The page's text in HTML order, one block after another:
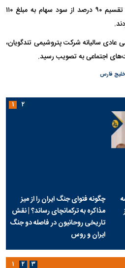
در پایان مجمع نیز سهامداران با تقسیم ۹۰ درصد از سود سهام به مبلغ ۱۱۰
عادی سالیانه شرکت پتروشیمی تندگویان،
فارس
چگونه فتوای جنگ ایران را از میز
مذاکره به ترکمانچای رساند؟ | نقش
تاریخی روحانیون در فاصله دو جنگ
ایران و روس
۱ ۲
۱ ۲ ۳